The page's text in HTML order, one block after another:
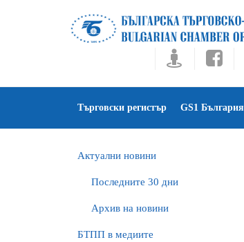
Търговски регистър GS1 България
Актуални новини
Последните 30 дни
Архив на новини
БTПП в медиите